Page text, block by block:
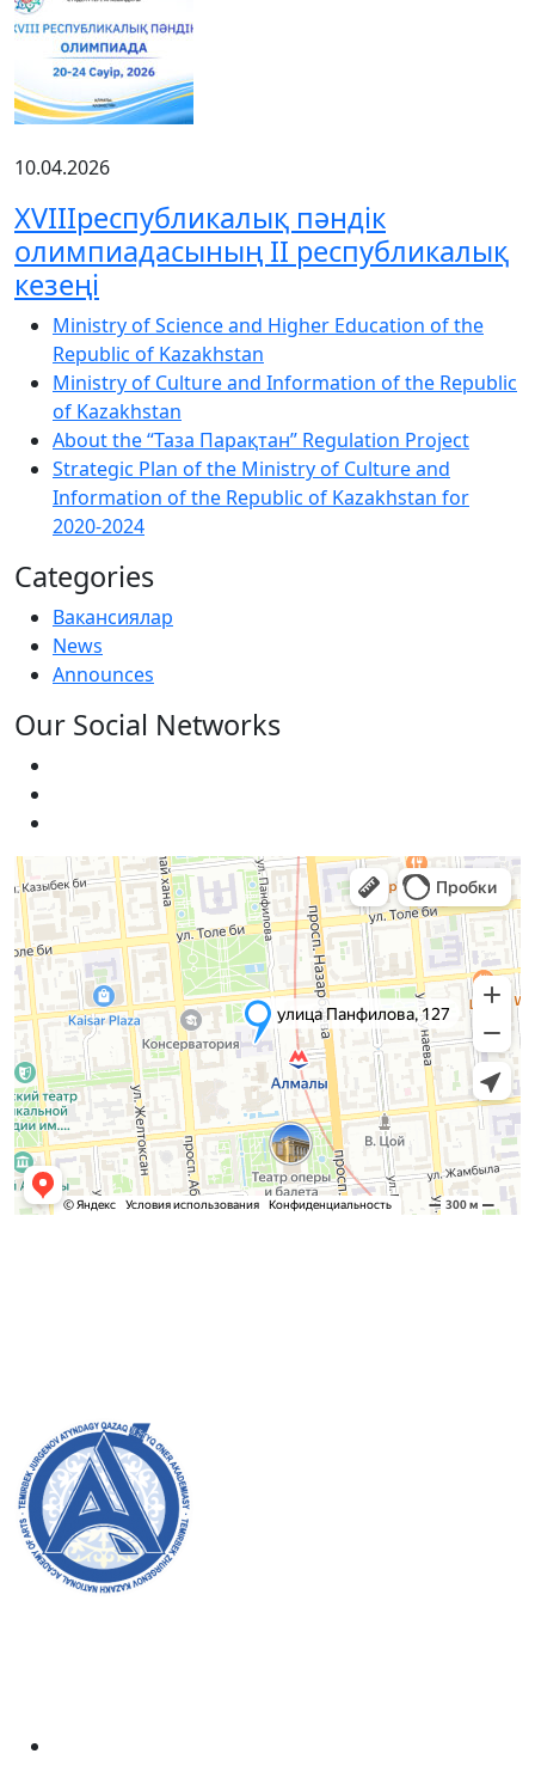
10.04.2026
XVIIIреспубликалық пәндік
олимпиадасының ІІ республикалық
кезеңі
Ministry of Science and Higher Education of the
Republic of Kazakhstan
Ministry of Culture and Information of the Republic
of Kazakhstan
About the “Таза Парақтан” Regulation Project
Strategic Plan of the Ministry of Culture and
Information of the Republic of Kazakhstan for
2020-2024
Categories
Вакансиялар
News
Announces
Our Social Networks